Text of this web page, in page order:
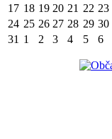
17 18 19 20 21 22 23
24 25 26 27 28 29 30
31 1 2 3 4 5 6